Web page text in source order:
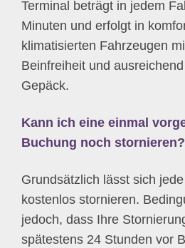
Terminal beträgt in jedem
Minuten und erfolgt in
klimatisierten Fahrzeugen
Beinfreiheit und
Gepäck.
Kann ich eine einmal
Buchung noch stornieren?
Grundsätzlich lässt sich
kostenlos stornieren.
jedoch, dass Ihre
spätestens 24 Stunden vor